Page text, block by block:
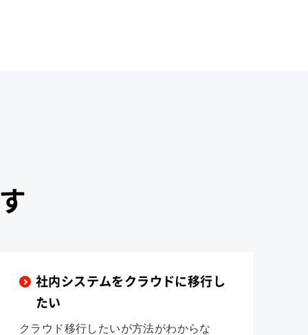
社内システムをクラウドに移行し
たい
クラウド移行したいが方法がわからな